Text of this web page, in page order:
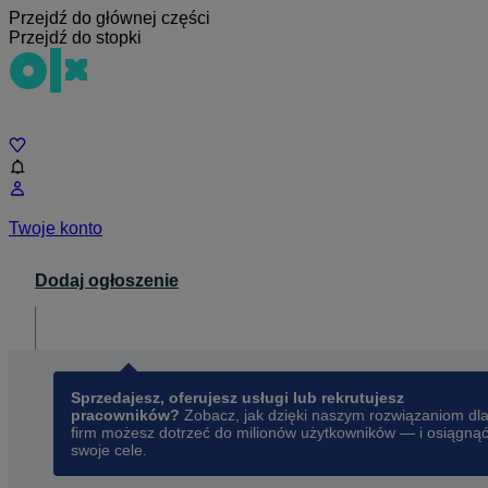
Przejdź do głównej części
Przejdź do stopki
Twoje konto
Dodaj ogłoszenie
Sprzedajesz, oferujesz usługi lub rekrutujesz
pracowników? Zobacz, jak dzięki naszym rozwiązaniom dla
firm możesz dotrzeć do milionów użytkowników — i osiągnąć
swoje cele.